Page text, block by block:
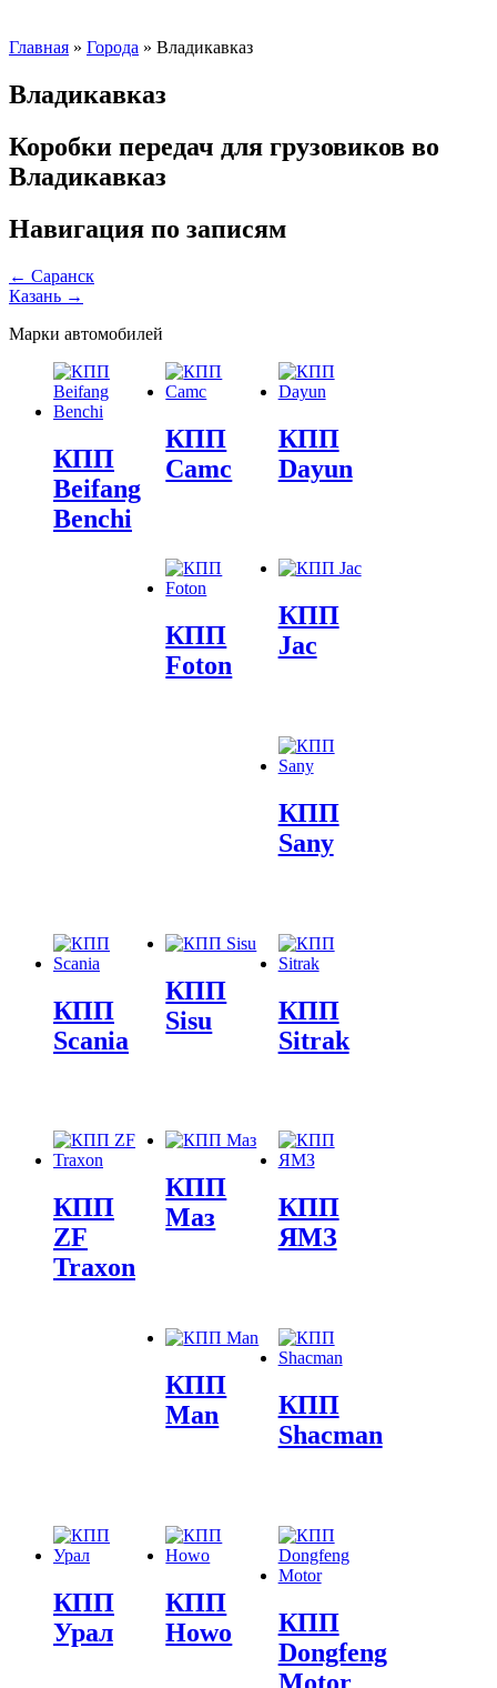
Главная » Города » Владикавказ
Владикавказ
Коробки передач для грузовиков во
Владикавказ
Навигация по записям
← Саранск
Казань →
Марки автомобилей
КПП
Beifang
Benchi
КПП
Camc
КПП
Dayun
КПП
Foton
КПП
Jac
КПП
Sany
КПП
Scania
КПП
Sisu
КПП
Sitrak
КПП
ZF
Traxon
КПП
Маз
КПП
ЯМЗ
КПП
Man
КПП
Shacman
КПП
Урал
КПП
Howo
КПП
Dongfeng
Motor